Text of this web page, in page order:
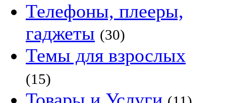
Телефоны, плееры,
гаджеты (30)
Темы для взрослых
(15)